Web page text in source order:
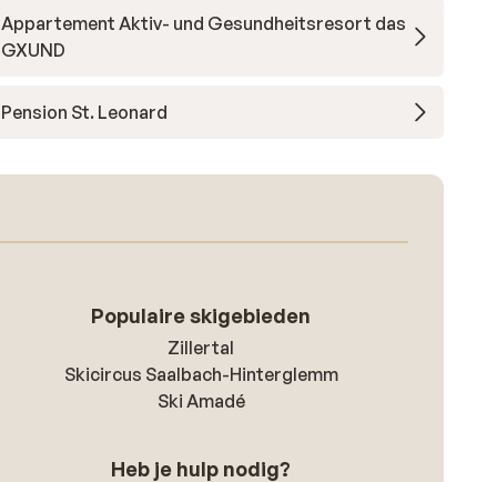
Appartement Aktiv- und Gesundheitsresort das
GXUND
Pension St. Leonard
Populaire skigebieden
Zillertal
Skicircus Saalbach-Hinterglemm
Ski Amadé
Heb je hulp nodig?